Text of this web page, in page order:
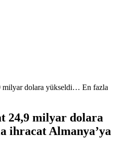
milyar dolara yükseldi… En fazla
24,9 milyar dolara
ihracat Almanya’ya